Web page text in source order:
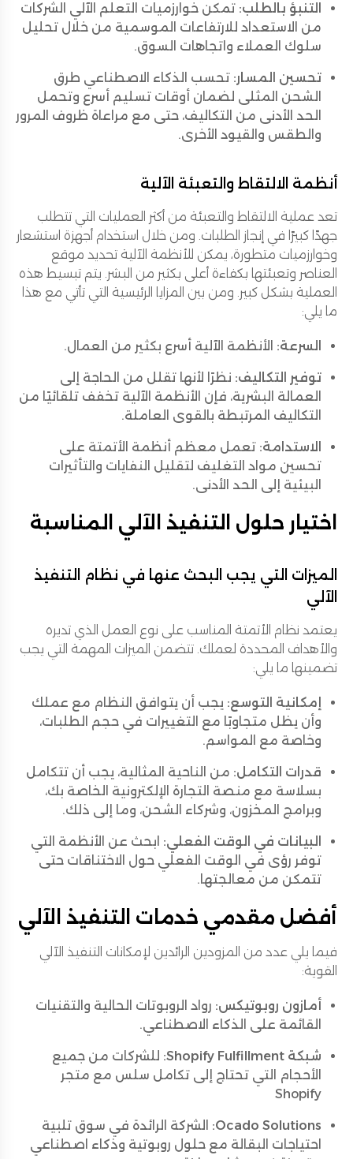
التنبؤ بالطلب: تمكن خوارزميات التعلم الآلي الشركات
من الاستعداد للارتفاعات الموسمية من خلال تحليل
سلوك العملاء واتجاهات السوق.
تحسين المسار: تحسب الذكاء الاصطناعي طرق
الشحن المثلى لضمان أوقات تسليم أسرع وتحمل
الحد الأدنى من التكاليف، حتى مع مراعاة ظروف المرور
والطقس والقيود الأخرى.
أنظمة الالتقاط والتعبئة الآلية
تعد عملية الالتقاط والتعبئة من أكثر العمليات التي تتطلب
جهدًا كبيرًا في إنجاز الطلبات. ومن خلال استخدام أجهزة استشعار
وخوارزميات متطورة، يمكن للأنظمة الآلية تحديد موقع
العناصر وتعبئتها بكفاءة أعلى بكثير من البشر. يتم تبسيط هذه
العملية بشكل كبير. ومن بين المزايا الرئيسية التي تأتي مع هذا
ما يلي:
السرعة: الأنظمة الآلية أسرع بكثير من العمال.
توفير التكاليف: نظرًا لأنها تقلل من الحاجة إلى
العمالة البشرية، فإن الأنظمة الآلية تخفف تلقائيًا من
التكاليف المرتبطة بالقوى العاملة.
الاستدامة: تعمل معظم أنظمة الأتمتة على
تحسين مواد التغليف لتقليل النفايات والتأثيرات
البيئية إلى الحد الأدنى.
اختيار حلول التنفيذ الآلي المناسبة
الميزات التي يجب البحث عنها في نظام التنفيذ
الآلي
يعتمد نظام الأتمتة المناسب على نوع العمل الذي تديره
والأهداف المحددة لعملك. تتضمن الميزات المهمة التي يجب
تضمينها ما يلي:
إمكانية التوسع: يجب أن يتوافق النظام مع عملك
وأن يظل متجاوبًا مع التغييرات في حجم الطلبات،
وخاصة مع المواسم.
قدرات التكامل: من الناحية المثالية، يجب أن تتكامل
بسلاسة مع منصة التجارة الإلكترونية الخاصة بك،
وبرامج المخزون، وشركاء الشحن، وما إلى ذلك.
البيانات في الوقت الفعلي: ابحث عن الأنظمة التي
توفر رؤى في الوقت الفعلي حول الاختناقات حتى
تتمكن من معالجتها.
أفضل مقدمي خدمات التنفيذ الآلي
فيما يلي عدد من المزودين الرائدين لإمكانات التنفيذ الآلي
القوية:
أمازون روبوتيكس: رواد الروبوتات الحالية والتقنيات
القائمة على الذكاء الاصطناعي.
شبكة Shopify Fulfillment:
للشركات من جميع
الأحجام التي تحتاج إلى تكامل سلس مع متجر
Shopify
Ocado Solutions:
الشركة الرائدة في سوق تلبية
احتياجات البقالة مع حلول روبوتية وذكاء اصطناعي